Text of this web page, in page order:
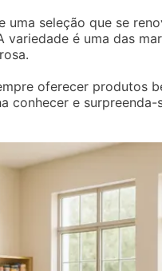
seleção que se
é uma das
oferecer produtos
conhecer e